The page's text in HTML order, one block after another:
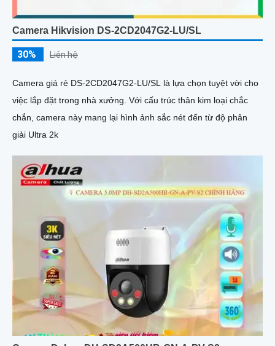
Camera Hikvision DS-2CD2047G2-LU/SL
30% Liên hệ
Camera giá rẻ DS-2CD2047G2-LU/SL là lựa chọn tuyệt vời cho
việc lắp đặt trong nhà xưởng. Với cấu trúc thân kim loại chắc
chắn, camera này mang lại hình ảnh sắc nét đến từ độ phân
giải Ultra 2k